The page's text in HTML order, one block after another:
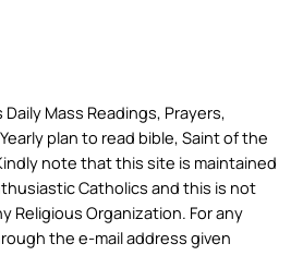
Mass Readings, Prayers,
plan to read bible, Saint of the
note that this site is maintained
Catholics and this is not
Religious Organization. For any
the e-mail address given